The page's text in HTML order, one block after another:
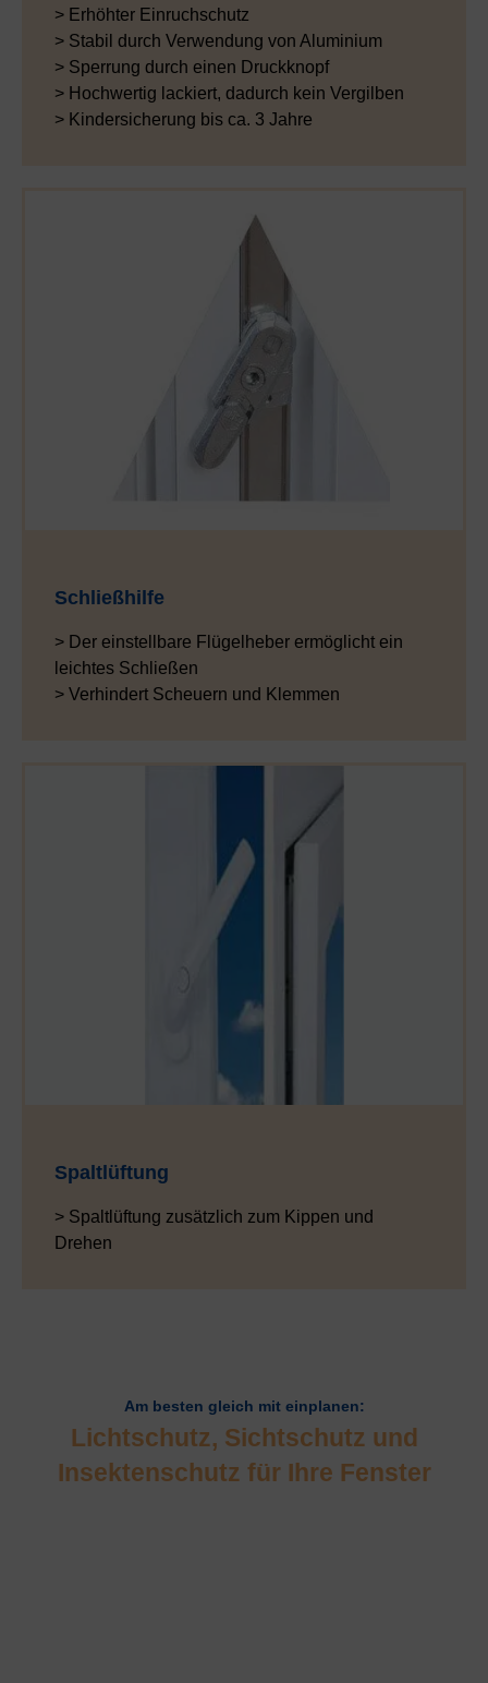
> Erhöhter Einruchschutz
> Stabil durch Verwendung von Aluminium
> Sperrung durch einen Druckknopf
> Hochwertig lackiert, dadurch kein Vergilben
> Kindersicherung bis ca. 3 Jahre
Schließhilfe
> Der einstellbare Flügelheber ermöglicht ein
leichtes Schließen
> Verhindert Scheuern und Klemmen
Spaltlüftung
> Spaltlüftung zusätzlich zum Kippen und
Drehen
Am besten gleich mit einplanen:
Lichtschutz, Sichtschutz und
Insektenschutz für Ihre Fenster